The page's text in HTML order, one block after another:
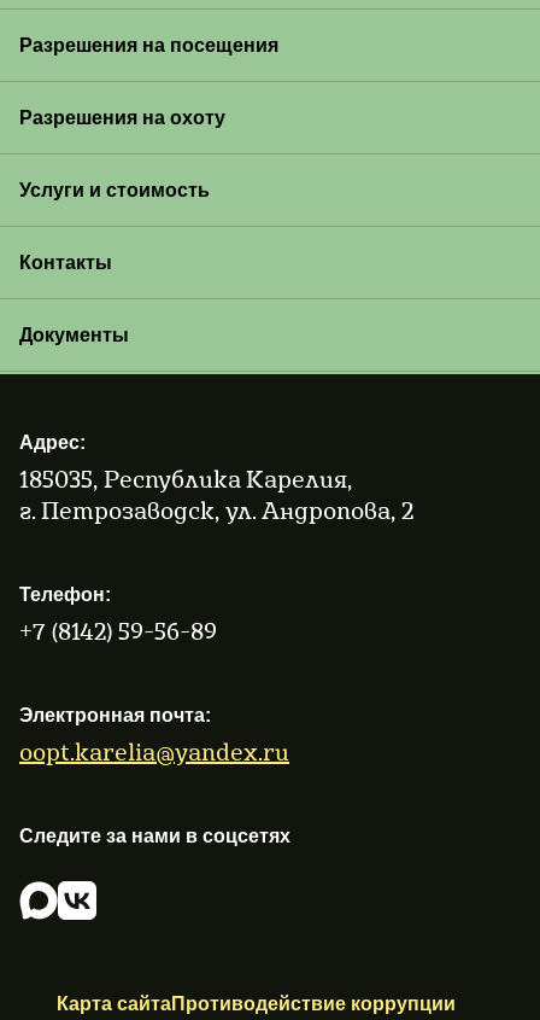
Разрешения на посещения
Разрешения на охоту
Услуги и стоимость
Контакты
Документы
Адрес:
185035, Республика Карелия,
г. Петрозаводск, ул. Андропова, 2
Телефон:
+7 (8142) 59-56-89
Электронная почта:
oopt.karelia@yandex.ru
Следите за нами в соцсетях
Карта сайтаПротиводействие коррупции